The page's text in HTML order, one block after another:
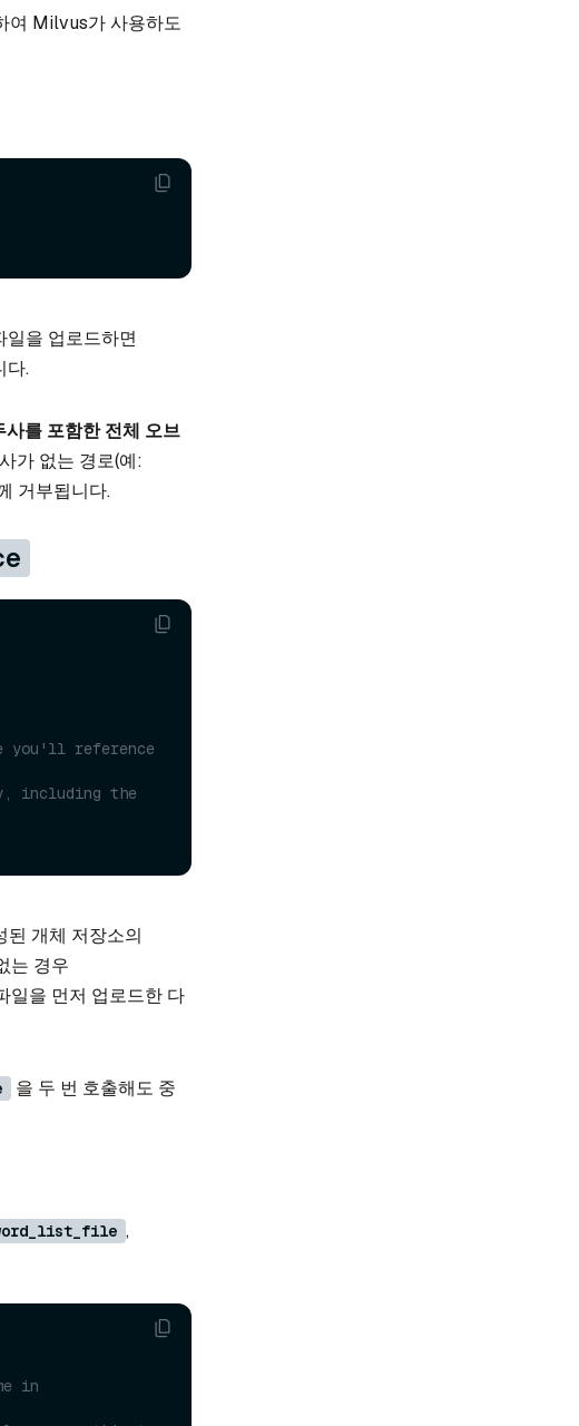
여 Milvus가 사용하도
일을 업로드하면
다.
를 포함한 전체 오브
가 없는 경로(예:
거부됩니다.
you'll reference
including the
개체 저장소의
는 경우
일을 먼저 업로드한 다
을 두 번 호출해도 중
,
in